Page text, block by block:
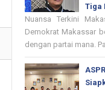
Tiga
Nuansa Terkini
Demokrat Makassar
dengan partai mana.